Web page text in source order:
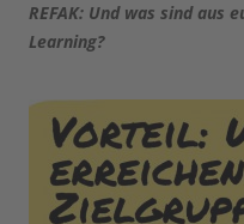
REFAK: Und was sind aus
Learning?